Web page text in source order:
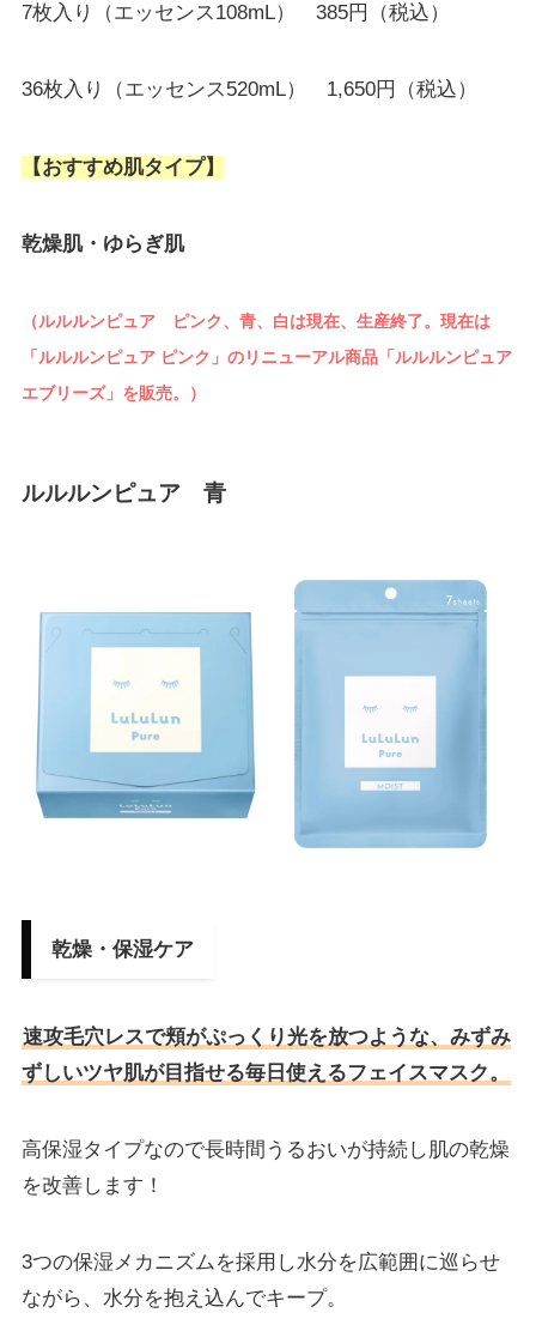
7枚入り（エッセンス108mL） 385円（税込）
36枚入り（エッセンス520mL） 1,650円（税込）
【おすすめ肌タイプ】
乾燥肌・ゆらぎ肌
（ルルルンピュア ピンク、青、白は現在、生産終了。現在は
「ルルルンピュア ピンク」のリニューアル商品「ルルルンピュア
エブリーズ」を販売。）
ルルルンピュア 青
乾燥・保湿ケア
速攻毛穴レスで頬がぷっくり光を放つような、みずみ
ずしいツヤ肌が目指せる毎日使えるフェイスマスク。
高保湿タイプなので長時間うるおいが持続し肌の乾燥
を改善します！
3つの保湿メカニズムを採用し水分を広範囲に巡らせ
ながら、水分を抱え込んでキープ。